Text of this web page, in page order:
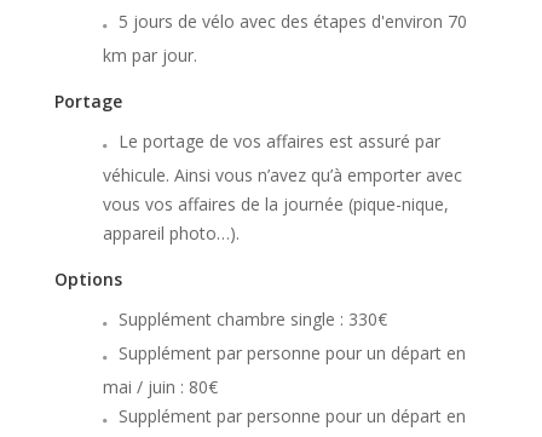
5 jours de vélo avec des étapes d'environ 70
km par jour.
Portage
Le portage de vos affaires est assuré par
véhicule. Ainsi vous n’avez qu’à emporter avec
vous vos affaires de la journée (pique-nique,
appareil photo…).
Options
Supplément chambre single : 330€
Supplément par personne pour un départ en
mai / juin : 80€
Supplément par personne pour un départ en